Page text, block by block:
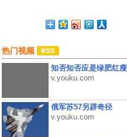
热门视频
知否知否应是绿肥红瘦
v.youku.com
俄军苏57另辟奇径
v.youku.com